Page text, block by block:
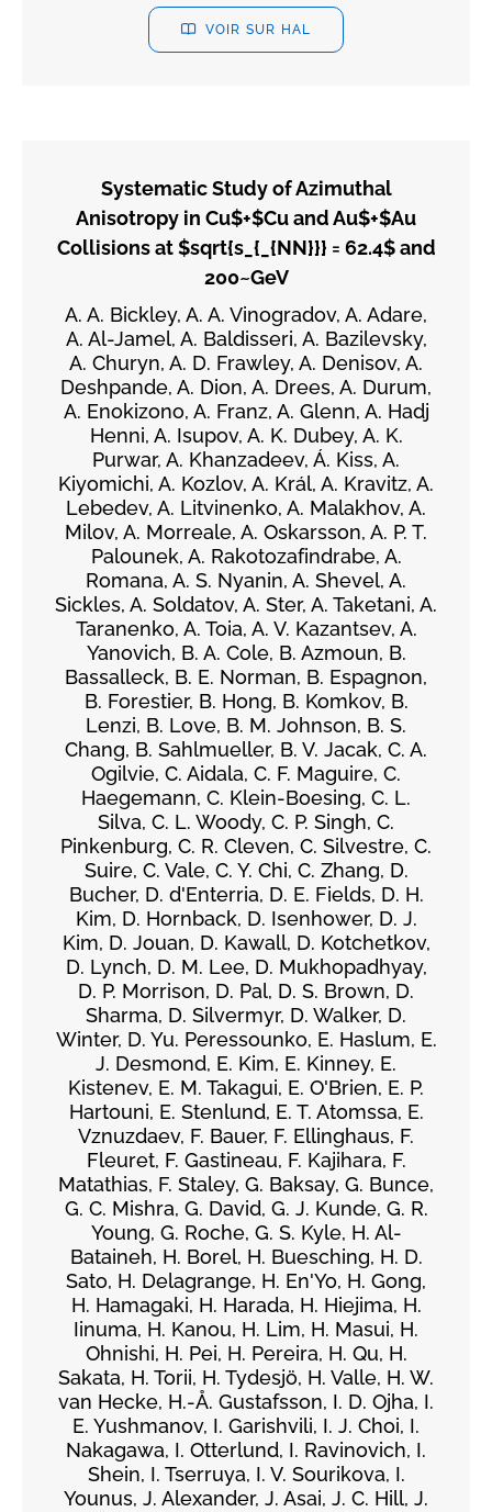
VOIR SUR HAL
Systematic Study of Azimuthal
Anisotropy in Cu$+$Cu and Au$+$Au
Collisions at $sqrt{s_{_{NN}}} = 62.4$ and
200~GeV
A. A. Bickley, A. A. Vinogradov, A. Adare,
A. Al-Jamel, A. Baldisseri, A. Bazilevsky,
A. Churyn, A. D. Frawley, A. Denisov, A.
Deshpande, A. Dion, A. Drees, A. Durum,
A. Enokizono, A. Franz, A. Glenn, A. Hadj
Henni, A. Isupov, A. K. Dubey, A. K.
Purwar, A. Khanzadeev, Á. Kiss, A.
Kiyomichi, A. Kozlov, A. Král, A. Kravitz, A.
Lebedev, A. Litvinenko, A. Malakhov, A.
Milov, A. Morreale, A. Oskarsson, A. P. T.
Palounek, A. Rakotozafindrabe, A.
Romana, A. S. Nyanin, A. Shevel, A.
Sickles, A. Soldatov, A. Ster, A. Taketani, A.
Taranenko, A. Toia, A. V. Kazantsev, A.
Yanovich, B. A. Cole, B. Azmoun, B.
Bassalleck, B. E. Norman, B. Espagnon,
B. Forestier, B. Hong, B. Komkov, B.
Lenzi, B. Love, B. M. Johnson, B. S.
Chang, B. Sahlmueller, B. V. Jacak, C. A.
Ogilvie, C. Aidala, C. F. Maguire, C.
Haegemann, C. Klein-Boesing, C. L.
Silva, C. L. Woody, C. P. Singh, C.
Pinkenburg, C. R. Cleven, C. Silvestre, C.
Suire, C. Vale, C. Y. Chi, C. Zhang, D.
Bucher, D. d'Enterria, D. E. Fields, D. H.
Kim, D. Hornback, D. Isenhower, D. J.
Kim, D. Jouan, D. Kawall, D. Kotchetkov,
D. Lynch, D. M. Lee, D. Mukhopadhyay,
D. P. Morrison, D. Pal, D. S. Brown, D.
Sharma, D. Silvermyr, D. Walker, D.
Winter, D. Yu. Peressounko, E. Haslum, E.
J. Desmond, E. Kim, E. Kinney, E.
Kistenev, E. M. Takagui, E. O'Brien, E. P.
Hartouni, E. Stenlund, E. T. Atomssa, E.
Vznuzdaev, F. Bauer, F. Ellinghaus, F.
Fleuret, F. Gastineau, F. Kajihara, F.
Matathias, F. Staley, G. Baksay, G. Bunce,
G. C. Mishra, G. David, G. J. Kunde, G. R.
Young, G. Roche, G. S. Kyle, H. Al-
Bataineh, H. Borel, H. Buesching, H. D.
Sato, H. Delagrange, H. En'Yo, H. Gong,
H. Hamagaki, H. Harada, H. Hiejima, H.
Iinuma, H. Kanou, H. Lim, H. Masui, H.
Ohnishi, H. Pei, H. Pereira, H. Qu, H.
Sakata, H. Torii, H. Tydesjö, H. Valle, H. W.
van Hecke, H.-Å. Gustafsson, I. D. Ojha, I.
E. Yushmanov, I. Garishvili, I. J. Choi, I.
Nakagawa, I. Otterlund, I. Ravinovich, I.
Shein, I. Tserruya, I. V. Sourikova, I.
Younus, J. Alexander, J. Asai, J. C. Hill, J.